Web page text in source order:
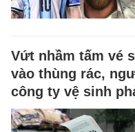
Vứt nhầm tấm vé
vào thùng rác,
công ty vệ sinh